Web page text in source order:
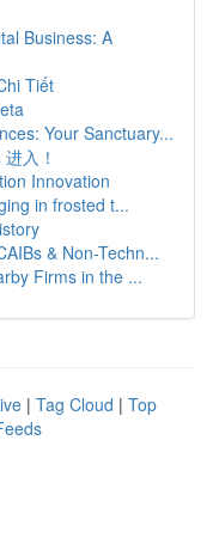
Business: A
Tiết
Your Sanctuary...
入！
Innovation
in frosted t...
& Non-Techn...
Firms in the ...
| Tag Cloud | Top